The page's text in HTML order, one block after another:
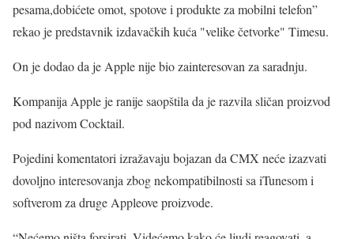
pesama,dobićete omot, spotove i produkte za mobilni telefon”
rekao je predstavnik izdavačkih kuća "velike četvorke" Timesu.
On je dodao da je Apple nije bio zainteresovan za saradnju.
Kompanija Apple je ranije saopštila da je razvila sličan proizvod
pod nazivom Cocktail.
Pojedini komentatori izražavaju bojazan da CMX neće izazvati
dovoljno interesovanja zbog nekompatibilnosti sa iTunesom i
softverom za druge Appleove proizvode.